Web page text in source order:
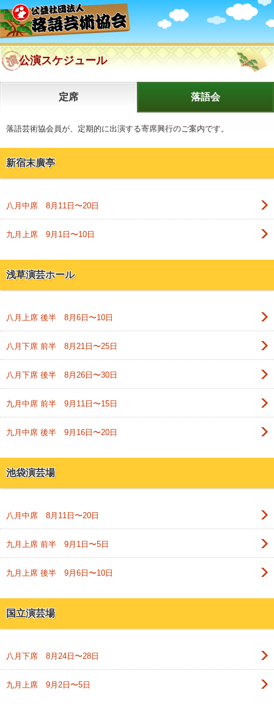
公演スケジュール
定席 落語会
落語芸術協会員が、定期的に出演する寄席興行のご案内です。
新宿末廣亭
八月中席 8月11日〜20日
九月上席 9月1日〜10日
浅草演芸ホール
八月上席 後半 8月6日〜10日
八月下席 前半 8月21日〜25日
八月下席 後半 8月26日〜30日
九月中席 前半 9月11日〜15日
九月中席 後半 9月16日〜20日
池袋演芸場
八月中席 8月11日〜20日
九月上席 前半 9月1日〜5日
九月上席 後半 9月6日〜10日
国立演芸場
八月下席 8月24日〜28日
九月上席 9月2日〜5日